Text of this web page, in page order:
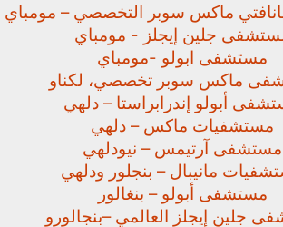
ماكس سوبر التخصصي – مومباي
جلين إيجلز - مومباي
مستشفى ابولو -مومباي
ماكس سوبر تخصصي، لكناو
أبولو إندرابراستا – دلهي
مستشفيات ماكس – دلهي
مستشفى آرتيمس – نيودلهي
مانيبال – بنجلور ودلهي
مستشفى أبولو – بنغالور
جلين إيجلز العالمي –بنجالورو